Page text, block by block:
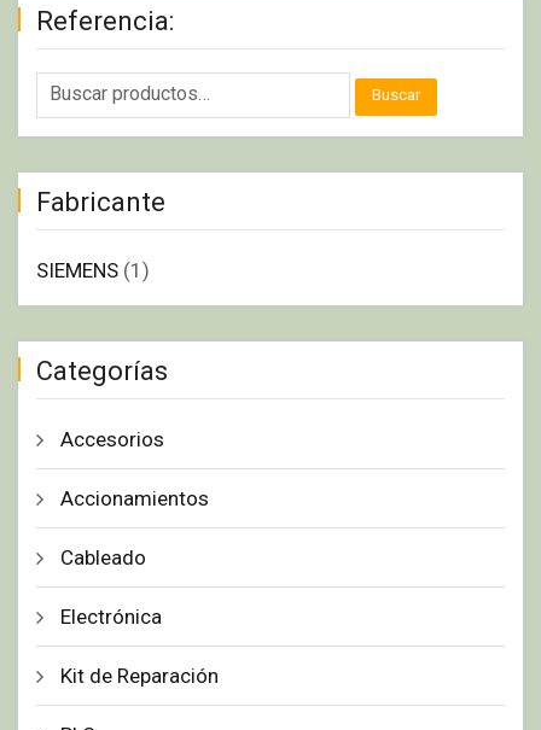
Referencia:
Buscar
Fabricante
SIEMENS (1)
Categorías
Accesorios
Accionamientos
Cableado
Electrónica
Kit de Reparación